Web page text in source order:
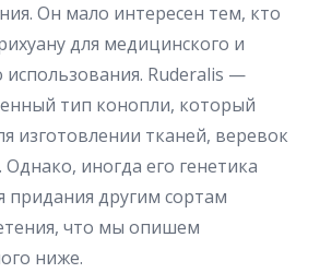
Он мало интересен тем, кто
для медицинского и
использования. Ruderalis —
тип конопли, который
изготовлении тканей, веревок
Однако, иногда его генетика
придания другим сортам
что мы опишем
ниже.